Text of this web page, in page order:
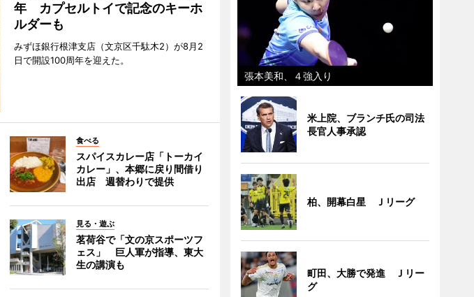
年 カプセルトイで記念のキーホ
ルダーも
みずほ銀行根津支店（文京区千駄木2）が8月2
日で開設100周年を迎えた。
食べる
スパイスカレー店「トーカイ
カレー」、本郷に戻り間借り
出店 週替わりで提供
見る・遊ぶ
茗荷谷で「文の京スポーツフ
ェス」 巨人軍が指導、東大
生の講演も
張本美和、４強入り
米上院、ブランチ氏の司法
長官人事承認
柏、開幕白星 Ｊリーグ
町田、大勝で発進 Ｊリー
グ